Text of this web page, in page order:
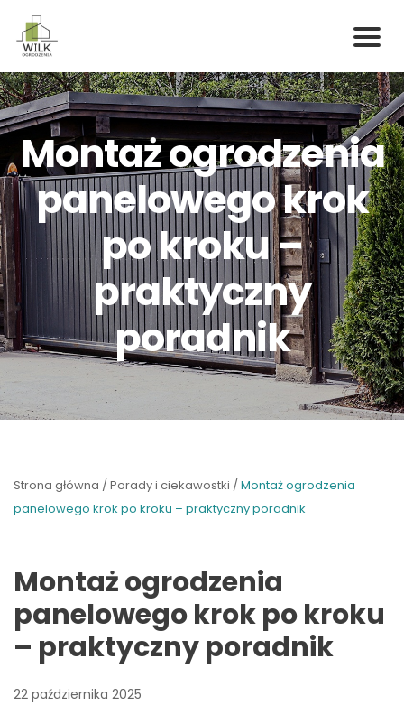
content
Montaż ogrodzenia
panelowego krok
po kroku –
praktyczny
poradnik
Strona główna /Porady i ciekawostki /Montaż ogrodzenia
panelowego krok po kroku – praktyczny poradnik
Montaż ogrodzenia
panelowego krok po kroku
– praktyczny poradnik
22 października 2025